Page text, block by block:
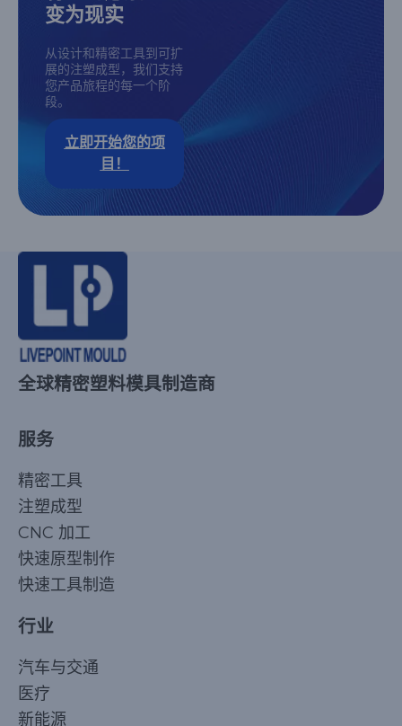
变为现实
从设计和精密工具到可扩
展的注塑成型，我们支持
您产品旅程的每一个阶
段。
立即开始您的项
目！
全球精密塑料模具制造商
服务
精密工具
注塑成型
CNC 加工
快速原型制作
快速工具制造
行业
汽车与交通
医疗
新能源